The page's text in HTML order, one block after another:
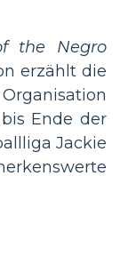
the Negro
erzählt die
Ende der
Jackie